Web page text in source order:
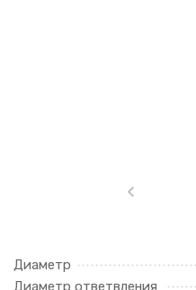
Диаметр
Диаметр ответвления